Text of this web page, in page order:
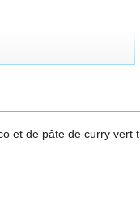
et de pâte de curry vert